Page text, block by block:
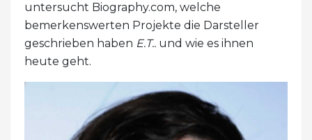
untersucht Biography.com, welche
bemerkenswerten Projekte die Darsteller
geschrieben haben E.T.. und wie es ihnen
heute geht.